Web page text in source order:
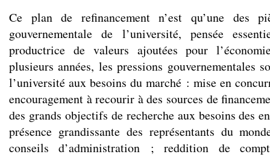
Ce plan de refinancement n’est qu’une des
gouvernementale de l’université, pensée
productrice de valeurs ajoutées pour
plusieurs années, les pressions gouvernementales
l’université aux besoins du marché : mise en
encouragement à recourir à des sources de
des grands objectifs de recherche aux besoins des
présence grandissante des représentants du
conseils d’administration ; reddition de